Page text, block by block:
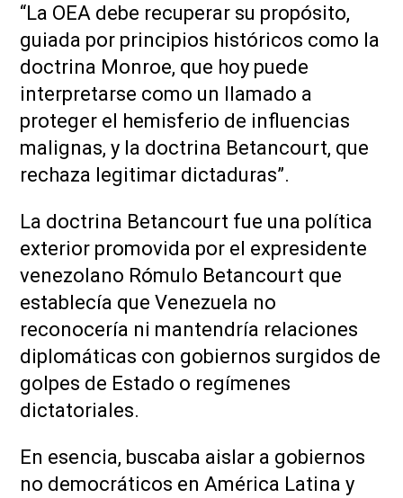
“La OEA debe recuperar su propósito,
guiada por principios históricos como la
doctrina Monroe, que hoy puede
interpretarse como un llamado a
proteger el hemisferio de influencias
malignas, y la doctrina Betancourt, que
rechaza legitimar dictaduras”.
La doctrina Betancourt fue una política
exterior promovida por el expresidente
venezolano Rómulo Betancourt que
establecía que Venezuela no
reconocería ni mantendría relaciones
diplomáticas con gobiernos surgidos de
golpes de Estado o regímenes
dictatoriales.
En esencia, buscaba aislar a gobiernos
no democráticos en América Latina y